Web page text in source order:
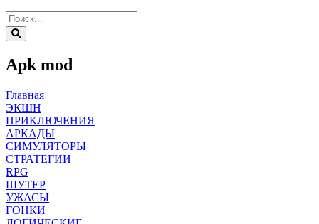
Apk mod
Главная
ЭКШН
ПРИКЛЮЧЕНИЯ
АРКАДЫ
СИМУЛЯТОРЫ
СТРАТЕГИИ
RPG
ШУТЕР
УЖАСЫ
ГОНКИ